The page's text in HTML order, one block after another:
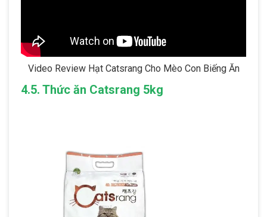
Video Review Hạt Catsrang Cho Mèo Con Biếng Ăn
4.5. Thức ăn Catsrang 5kg